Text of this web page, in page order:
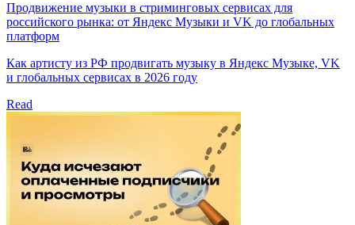
Продвижение музыки в стриминговых сервисах для
российского рынка: от Яндекс Музыки и VK до глобальных
платформ
Как артисту из РФ продвигать музыку в Яндекс Музыке, VK
и глобальных сервисах в 2026 году
Read